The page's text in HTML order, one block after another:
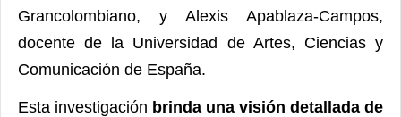
Grancolombiano, y Alexis Apablaza-Campos,
docente de la Universidad de Artes, Ciencias y
Comunicación de España.
Esta investigación brinda una visión detallada de